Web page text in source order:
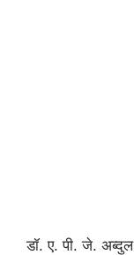
डॉ. ए. पी. जे. अब्दुल